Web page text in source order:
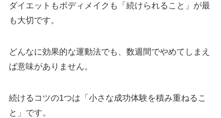
ダイエットもボディメイクも「続けられること」が最
も大切です。
どんなに効果的な運動法でも、数週間でやめてしまえ
ば意味がありません。
続けるコツの1つは「小さな成功体験を積み重ねるこ
と」です。